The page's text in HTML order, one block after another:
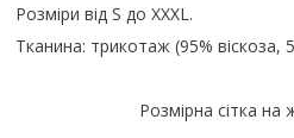
Розміри від S до XXXL.
Тканина: трикотаж (95% віскоза,
Розмірна сітка